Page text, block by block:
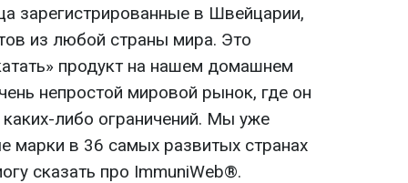
зарегистрированные в Швейцарии,
из любой страны мира. Это
продукт на нашем домашнем
непростой мировой рынок, где он
либо ограничений. Мы уже
марки в 36 самых развитых странах
сказать про ImmuniWeb®.